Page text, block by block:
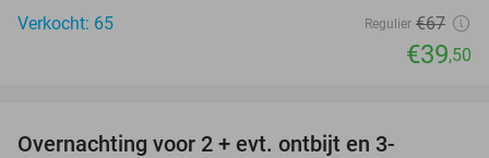
Verkocht: 65
Regulier €67
€39,50
Overnachting voor 2 + evt. ontbijt en 3-